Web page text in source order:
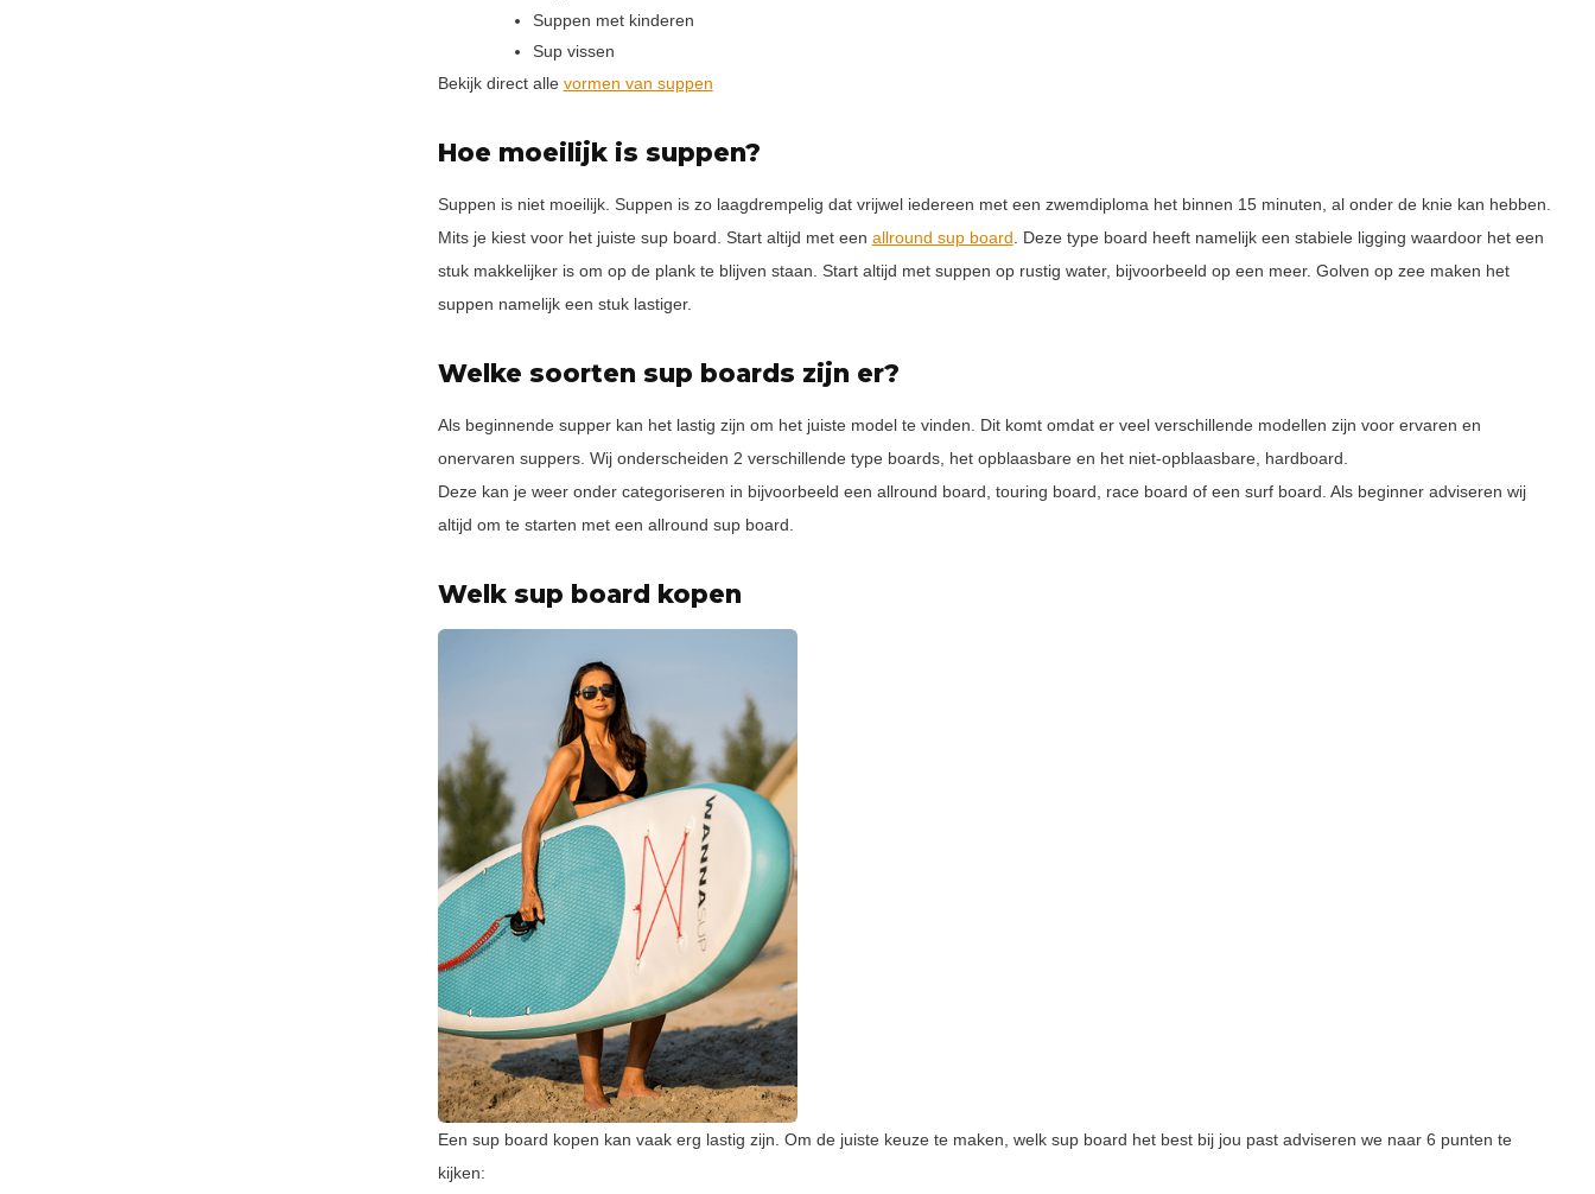
Suppen met kinderen
Sup vissen
Bekijk direct alle vormen van suppen
Hoe moeilijk is suppen?
Suppen is niet moeilijk. Suppen is zo laagdrempelig dat vrijwel iedereen met een zwemdiploma het binnen 15 minuten, al onder de knie kan hebben.
Mits je kiest voor het juiste sup board. Start altijd met een allround sup board . Deze type board heeft namelijk een stabiele ligging waardoor het een
stuk makkelijker is om op de plank te blijven staan. Start altijd met suppen op rustig water, bijvoorbeeld op een meer. Golven op zee maken het
suppen namelijk een stuk lastiger.
Welke soorten sup boards zijn er?
Als beginnende supper kan het lastig zijn om het juiste model te vinden. Dit komt omdat er veel verschillende modellen zijn voor ervaren en
onervaren suppers. Wij onderscheiden 2 verschillende type boards, het opblaasbare en het niet-opblaasbare, hardboard.
Deze kan je weer onder categoriseren in bijvoorbeeld een allround board, touring board, race board of een surf board. Als beginner adviseren wij
altijd om te starten met een allround sup board.
Welk sup board kopen
Een sup board kopen kan vaak erg lastig zijn. Om de juiste keuze te maken, welk sup board het best bij jou past adviseren we naar 6 punten te
kijken: